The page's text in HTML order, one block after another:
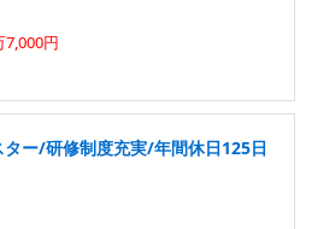
7,000円
ー/研修制度充実/年間休日125日